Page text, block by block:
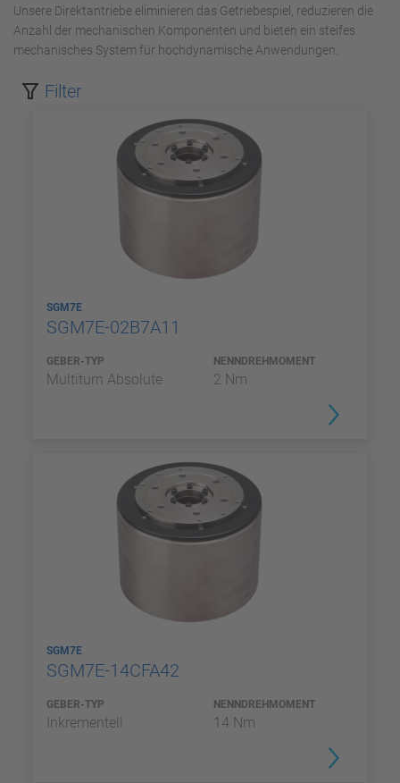
Unsere Direktantriebe eliminieren das Getriebespiel, reduzieren die
Anzahl der mechanischen Komponenten und bieten ein steifes
mechanisches System für hochdynamische Anwendungen.
Filter
SGM7E
SGM7E-02B7A11
GEBER-TYP
Multiturn Absolute
NENNDREHMOMENT
2 Nm
SGM7E
SGM7E-14CFA42
GEBER-TYP
Inkrementell
NENNDREHMOMENT
14 Nm